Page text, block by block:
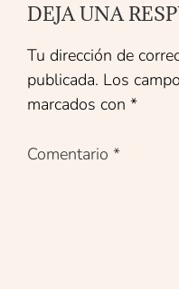
DEJA UNA
Tu dirección de
publicada. Los
marcados con *
Comentario *